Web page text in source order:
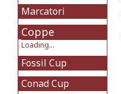
Marcatori
Coppe
Loading...
Fossil Cup
Conad Cup